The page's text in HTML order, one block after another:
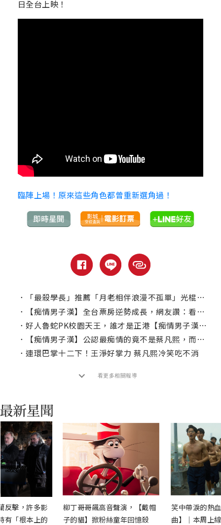
日全台上映！
臨陣上場！原來這些角色都曾重新選角過！
．
「最殺學長」推薦「月老相伴浪漫不孤單」光棍電影片單
．
【痴情男子漢】全台票房逆勢成長，網友讚：看完都想二刷！
． 好人魯蛇PK校園天王，誰才是正港【痴情男子漢】？
．
【痴情男子漢】公認最痴情的竟不是蔡凡熙，而是「他」？
． 連環巴掌十二下！王淨好掌力 蔡凡熙冷笑吃不消
看更多相關報導
反擊，許多影
有「根本上的
柳丁哥哥飆高音聲演，【戴帽
子的貓】掀粉絲童年回憶殺
笑中帶淚的熱
曲】｜本周上